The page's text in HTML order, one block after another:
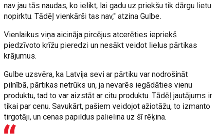
nav jau tās naudas, ko ielikt, lai gadu uz priekšu tik dārgu lietu
nopirktu. Tādēļ vienkārši tas nav," atzina Gulbe.
Vienlaikus viņa aicināja pircējus atcerēties iepriekš
piedzīvoto krīžu pieredzi un nesākt veidot lielus pārtikas
krājumus.
Gulbe uzsvēra, ka Latvija sevi ar pārtiku var nodrošināt
pilnībā, pārtikas netrūks un, ja nevarēs iegādāties vienu
produktu, tad to var aizstāt ar citu produktu. Tādēļ jautājums ir
tikai par cenu. Savukārt, pašiem veidojot ažiotāžu, to izmanto
tirgotāji, un cenas papildus palielina uz šī rēķina.